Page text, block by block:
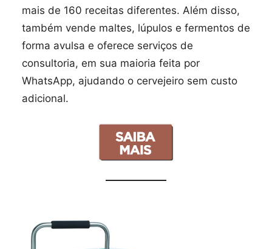
mais de 160 receitas diferentes. Além disso,
também vende maltes, lúpulos e fermentos de
forma avulsa e oferece serviços de
consultoria, em sua maioria feita por
WhatsApp, ajudando o cervejeiro sem custo
adicional.